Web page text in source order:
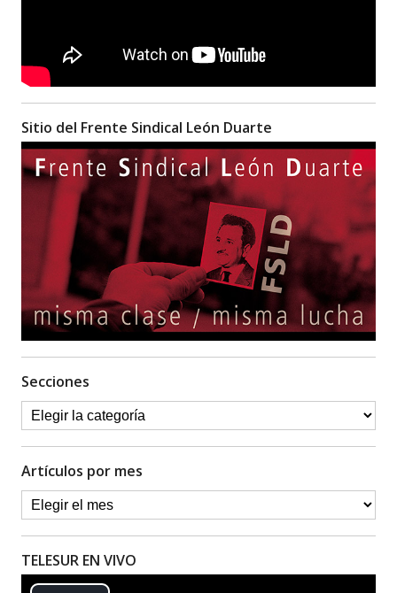
Sitio del Frente Sindical León Duarte
Secciones
Artículos por mes
TELESUR EN VIVO